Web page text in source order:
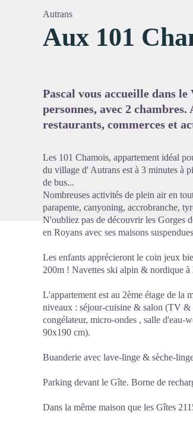
Autrans
Aux 101
Pascal vous accueille dans
personnes, avec 2
restaurants, commerces et
Les 101 Chamois, appartement idéal
du village d' Autrans est à 3 minutes à
de bus...
Nombreuses activités de plein air en
parapente, canyoning, accrobranche,
N'oubliez pas de découvrir les Gorges
en Royans avec ses maisons
Les enfants apprécieront le coin jeux
200m ! Navettes ski alpin & nordique à
L'appartement est au 2ème étage de la
niveaux : séjour-cuisine & salon (TV &
congélateur, micro-ondes , salle d'eau-
90x190 cm).
Buanderie avec lave-linge & sèche-
Parking devant le Gîte. Borne de
Dans la même maison que les Gîtes